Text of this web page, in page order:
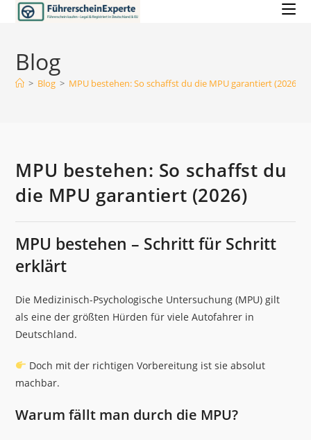
Zum
Inhalt
Blog
> Blog > MPU bestehen: So schaffst du die MPU garantiert (2026)
MPU bestehen: So schaffst du
die MPU garantiert (2026)
MPU bestehen – Schritt für Schritt
erklärt
Die Medizinisch-Psychologische Untersuchung (MPU) gilt
als eine der größten Hürden für viele Autofahrer in
Deutschland.
Doch mit der richtigen Vorbereitung ist sie absolut
machbar.
Warum fällt man durch die MPU?